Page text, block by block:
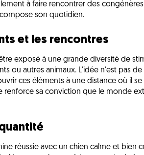
à faire rencontrer des
son quotidien.
et les rencontres
exposé à une grande diversité de
ou autres animaux. L'idée n'est pas
ces éléments à une distance où il
renforce sa conviction que le monde
réussie avec un chien calme et bien